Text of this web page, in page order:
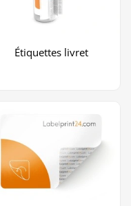
Étiquettes livret